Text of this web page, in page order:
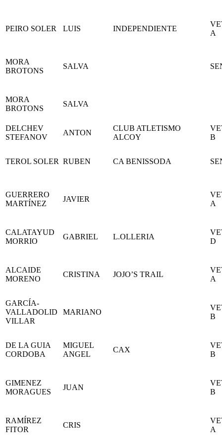
PEIRO SOLER LUIS INDEPENDIENTE
A
MORA
BROTONS
SALVA
MORA
BROTONS
SALVA
DELCHEV
STEFANOV
ANTON
CLUB ATLETISMO
ALCOY
B
TEROL SOLER RUBEN CA BENISSODA
GUERRERO
MARTÍNEZ
JAVIER
A
CALATAYUD
MORRIO
GABRIEL L.OLLERIA
D
ALCAIDE
MORENO
CRISTINA JOJO’S TRAIL
A
GARCÍA-
VALLADOLID
VILLAR
MARIANO
B
DE LA GUIA
CORDOBA
MIGUEL
ANGEL
CAX
B
GIMENEZ
MORAGUES
JUAN
B
RAMÍREZ
FITOR
CRIS
A